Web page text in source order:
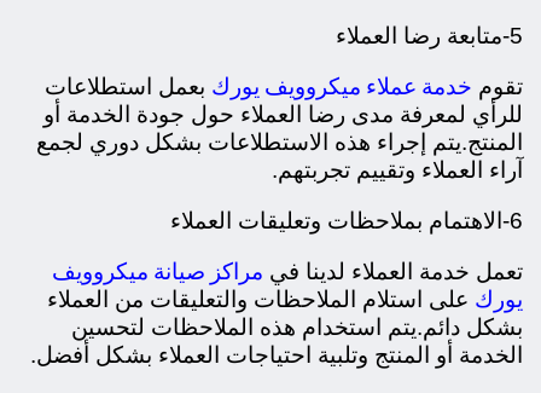
5-متابعة رضا العملاء
تقوم خدمة عملاء ميكروويف يورك بعمل استطلاعات
للرأي لمعرفة مدى رضا العملاء حول جودة الخدمة أو
المنتج.يتم إجراء هذه الاستطلاعات بشكل دوري لجمع
آراء العملاء وتقييم تجربتهم.
6-الاهتمام بملاحظات وتعليقات العملاء
تعمل خدمة العملاء لدينا في مراكز صيانة ميكروويف
يورك على استلام الملاحظات والتعليقات من العملاء
بشكل دائم.يتم استخدام هذه الملاحظات لتحسين
الخدمة أو المنتج وتلبية احتياجات العملاء بشكل أفضل.